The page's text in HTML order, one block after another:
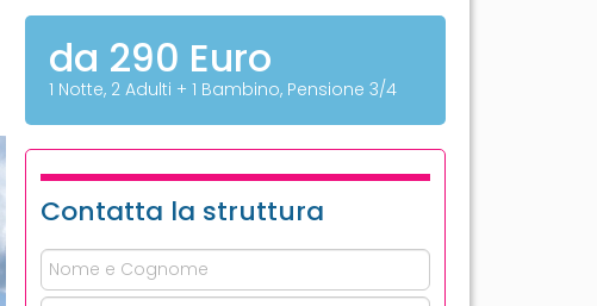
da 290 Euro
1 Notte, 2 Adulti + 1 Bambino, Pensione 3/4
Contatta la struttura